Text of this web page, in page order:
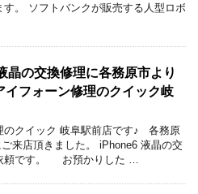
す。 ソフトバンクが販売する人型ロボ
晶の交換修理に各務原市より
イフォーン修理のクイック岐
のクイック 岐阜駅前店です♪ 各務原
来店頂きました。 iPhone6 液晶の交
頼です。 お預かりした …